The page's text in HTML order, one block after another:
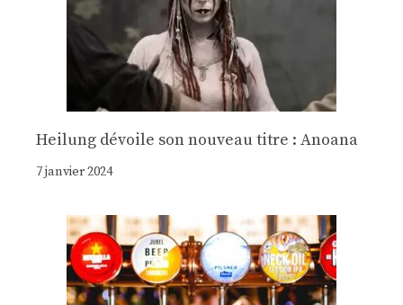
Heilung dévoile son nouveau titre : Anoana
7 janvier 2024